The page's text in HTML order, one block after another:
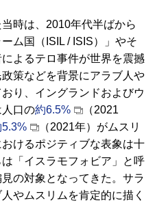
時は、2010年代半ばから
ム国（ ISIL / ISIS）」やそ
よるテロ事件が世界を震撼
策などを背景にアラブ人や
り、イングランドおよびウ
口の約6.5%
（2021
5.3%
（2021年）がムスリ
けるポジティブな表象は十
「イスラモフォビア」と呼
の対象となってきた。サラ
やムスリムを肯定的に描く